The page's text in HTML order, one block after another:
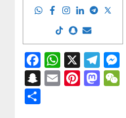
Facebook
X
Snapchat
Email